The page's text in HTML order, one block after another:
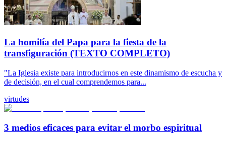
La homilía del Papa para la fiesta de la
transfiguración (TEXTO COMPLETO)
"La Iglesia existe para introducirnos en este dinamismo de escucha y
de decisión, en el cual comprendemos para...
virtudes
3 medios eficaces para evitar el morbo espiritual